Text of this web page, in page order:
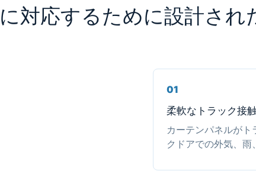
対応するために設計され
01
柔軟なトラック接
カーテンパネルがト
クドアでの外気、